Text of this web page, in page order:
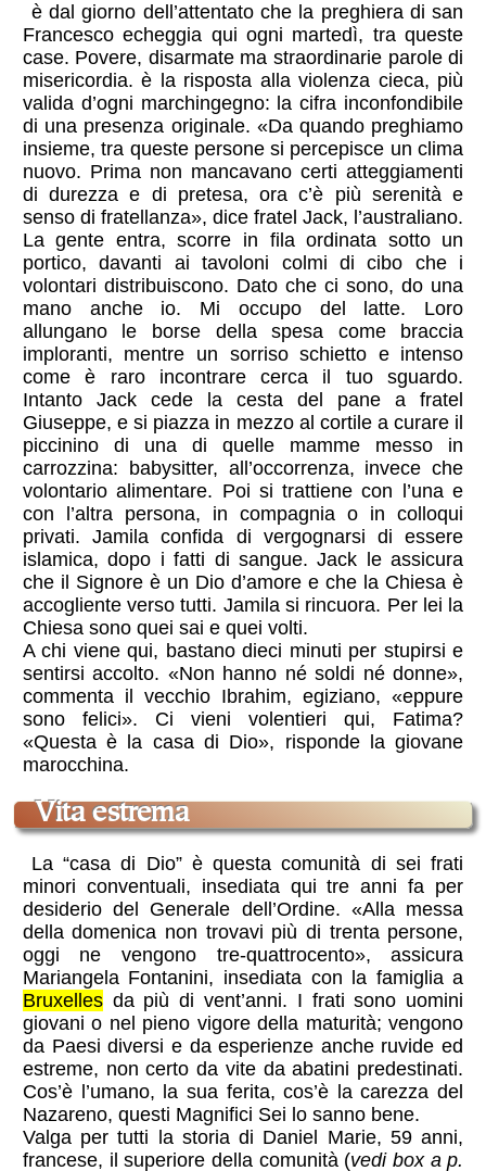
è dal giorno dell’attentato che la preghiera di san
Francesco echeggia qui ogni martedì, tra queste
case. Povere, disarmate ma straordinarie parole di
misericordia. è la risposta alla violenza cieca, più
valida d’ogni marchingegno: la cifra inconfondibile
di una presenza originale. «Da quando preghiamo
insieme, tra queste persone si percepisce un clima
nuovo. Prima non mancavano certi atteggiamenti
di durezza e di pretesa, ora c’è più serenità e
senso di fratellanza», dice fratel Jack, l’australiano.
La gente entra, scorre in fila ordinata sotto un
portico, davanti ai tavoloni colmi di cibo che i
volontari distribuiscono. Dato che ci sono, do una
mano anche io. Mi occupo del latte. Loro
allungano le borse della spesa come braccia
imploranti, mentre un sorriso schietto e intenso
come è raro incontrare cerca il tuo sguardo.
Intanto Jack cede la cesta del pane a fratel
Giuseppe, e si piazza in mezzo al cortile a curare il
piccinino di una di quelle mamme messo in
carrozzina: babysitter, all’occorrenza, invece che
volontario alimentare. Poi si trattiene con l’una e
con l’altra persona, in compagnia o in colloqui
privati. Jamila confida di vergognarsi di essere
islamica, dopo i fatti di sangue. Jack le assicura
che il Signore è un Dio d’amore e che la Chiesa è
accogliente verso tutti. Jamila si rincuora. Per lei la
Chiesa sono quei sai e quei volti.
A chi viene qui, bastano dieci minuti per stupirsi e
sentirsi accolto. «Non hanno né soldi né donne»,
commenta il vecchio Ibrahim, egiziano, «eppure
sono felici». Ci vieni volentieri qui, Fatima?
«Questa è la casa di Dio», risponde la giovane
marocchina.
Vita estrema
La “casa di Dio” è questa comunità di sei frati
minori conventuali, insediata qui tre anni fa per
desiderio del Generale dell’Ordine. «Alla messa
della domenica non trovavi più di trenta persone,
oggi ne vengono tre-quattrocento», assicura
Mariangela Fontanini, insediata con la famiglia a
Bruxellesda più di vent’anni. I frati sono uomini
giovani o nel pieno vigore della maturità; vengono
da Paesi diversi e da esperienze anche ruvide ed
estreme, non certo da vite da abatini predestinati.
Cos’è l’umano, la sua ferita, cos’è la carezza del
Nazareno, questi Magnifici Sei lo sanno bene.
Valga per tutti la storia di Daniel Marie, 59 anni,
francese, il superiore della comunità (vedi box a p.